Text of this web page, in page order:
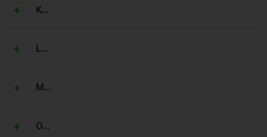
K...
L...
M...
O...